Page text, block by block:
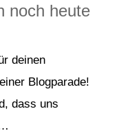
noch heute
deinen
Blogparade!
dass uns